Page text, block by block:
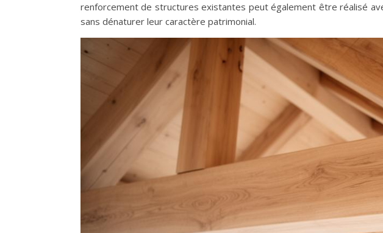
renforcement de structures existantes peut également être réalisé
sans dénaturer leur caractère patrimonial.